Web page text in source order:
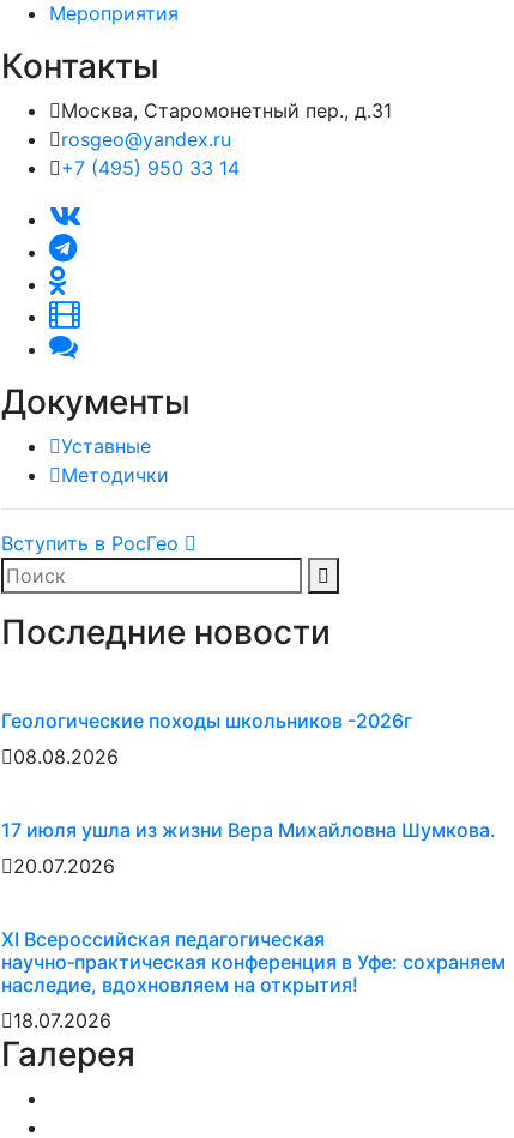
Мероприятия
Контакты
Москва, Старомонетный пер., д.31
rosgeo@yandex.ru
+7 (495) 950 33 14
Документы
Уставные
Методички
Вступить в РосГео
Последние новости
Геологические походы школьников -2026г
08.08.2026
17 июля ушла из жизни Вера Михайловна Шумкова.
20.07.2026
XI Всероссийская педагогическая
научно‑практическая конференция в Уфе: сохраняем
наследие, вдохновляем на открытия!
18.07.2026
Галерея